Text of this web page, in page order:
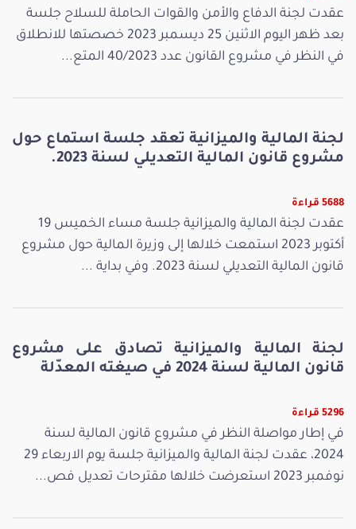
عقدت لجنة الدفاع والأمن والقوات الحاملة للسلاح جلسة
بعد ظهر اليوم الاثنين 25 ديسمبر 2023 خصصتها للانطلاق
في النظر في مشروع القانون عدد 40/2023 المتع...
لجنة المالية والميزانية تعقد جلسة استماع حول
مشروع قانون المالية التعديلي لسنة 2023.
5688 قراءة
عقدت لجنة المالية والميزانية جلسة مساء الخميس 19
أكتوبر 2023 استمعت خلالها إلى وزيرة المالية حول مشروع
قانون المالية التعديلي لسنة 2023. وفي بداية ...
لجنة المالية والميزانية تصادق على مشروع
قانون المالية لسنة 2024 في صيغته المعدّلة
5296 قراءة
في إطار مواصلة النظر في مشروع قانون المالية لسنة
2024، عقدت لجنة المالية والميزانية جلسة يوم الاربعاء 29
نوفمبر 2023 استعرضت خلالها مقترحات تعديل فص...